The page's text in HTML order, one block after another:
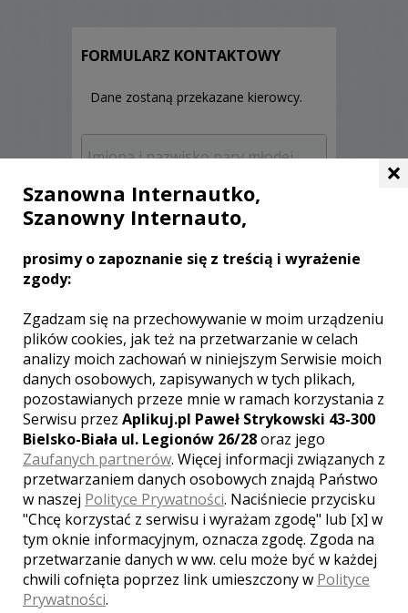
FORMULARZ KONTAKTOWY
Dane zostaną przekazane kierowcy.
Akceptuję regulaminipolitykę
prywatności
×
Szanowna Internautko,
Szanowny Internauto,
prosimy o zapoznanie się z treścią i wyrażenie
zgody:
Zgadzam się na przechowywanie w moim urządzeniu
plików cookies, jak też na przetwarzanie w celach
analizy moich zachowań w niniejszym Serwisie moich
danych osobowych, zapisywanych w tych plikach,
pozostawianych przeze mnie w ramach korzystania z
Serwisu przez Aplikuj.pl Paweł Strykowski 43-300
Bielsko-Biała ul. Legionów 26/28oraz jego
Zaufanych partnerów. Więcej informacji związanych z
przetwarzaniem danych osobowych znajdą Państwo
w naszej Polityce Prywatności. Naciśniecie przycisku
"Chcę korzystać z serwisu i wyrażam zgodę" lub [x] w
tym oknie informacyjnym, oznacza zgodę. Zgoda na
przetwarzanie danych w ww. celu może być w każdej
chwili cofnięta poprzez link umieszczony w Polityce
Prywatności.